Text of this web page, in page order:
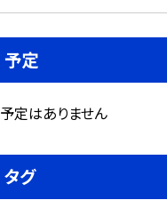
予定
予定はありません
タグ